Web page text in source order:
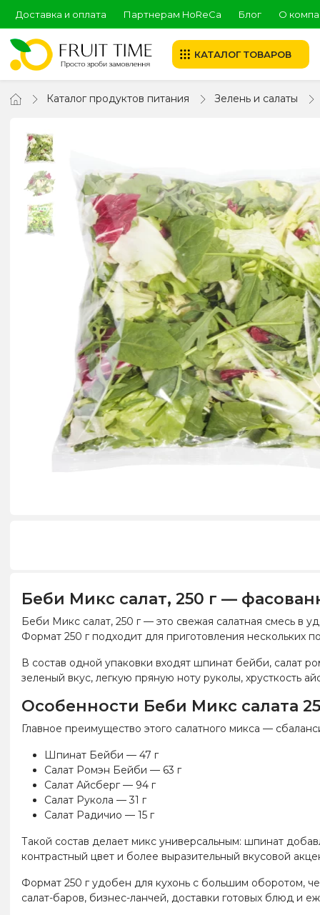
Доставка и оплата Партнерам HoReCa Блог О
КАТАЛОГ ТОВАРОВ
Каталог продуктов питания Зелень и салаты
Беби Микс салат, 250 г —
Беби Микс салат, 250 г — это свежая салатная смесь в
Формат 250 г подходит для приготовления нескольких
В состав одной упаковки входят шпинат бейби, салат
зеленый вкус, легкую пряную ноту руколы, хрусткость
Особенности Беби Микс салата
Главное преимущество этого салатного микса —
Шпинат Бейби — 47 г
Салат Ромэн Бейби — 63 г
Салат Айсберг — 94 г
Салат Рукола — 31 г
Салат Радичио — 15 г
Такой состав делает микс универсальным: шпинат
контрастный цвет и более выразительный вкусовой
Формат 250 г удобен для кухонь с большим оборотом,
салат-баров, бизнес-ланчей, доставки готовых блюд и